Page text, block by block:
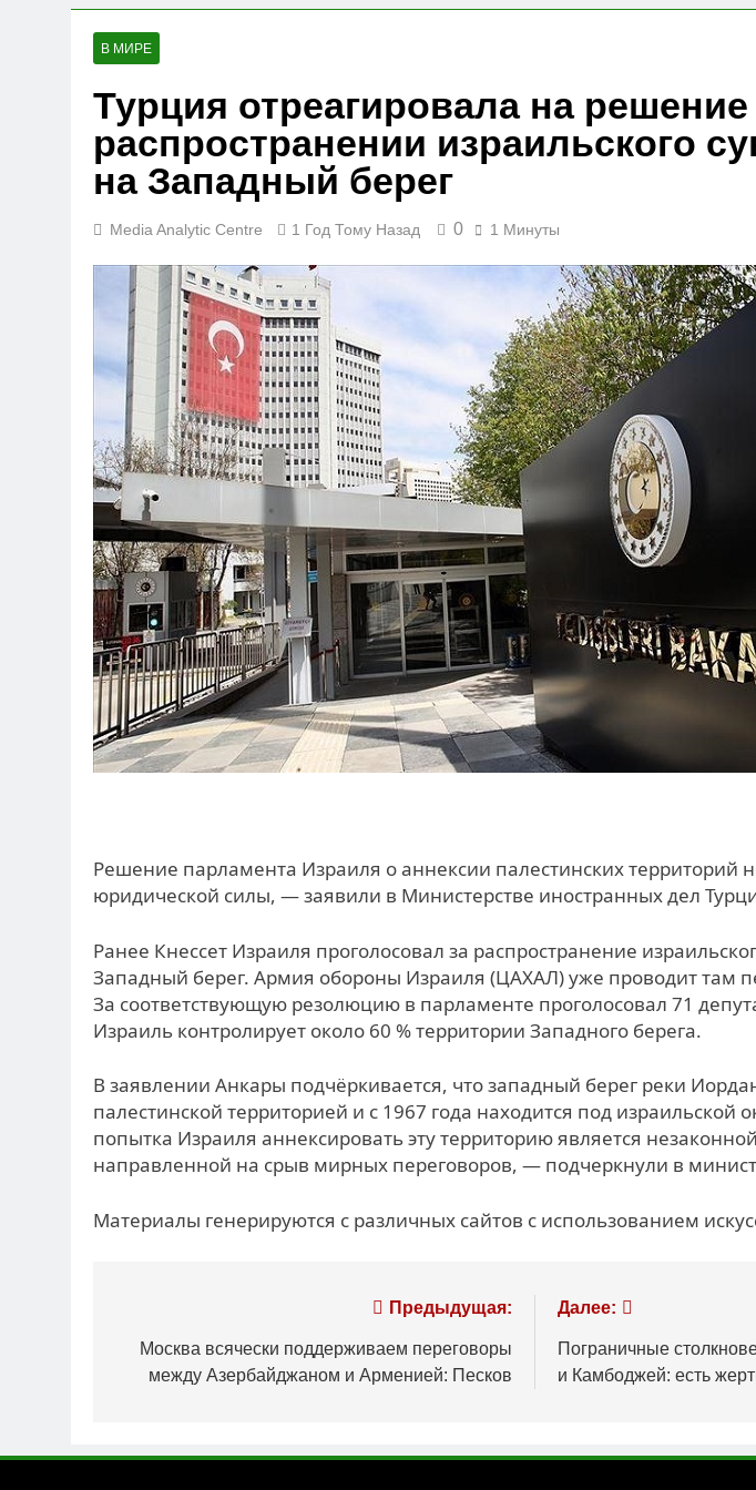
В МИРЕ
Турция отреагировала на решение
распространении израильского
на Западный берег
Media Analytic Centre 1 Год Тому Назад 0 1 Минуты
Решение парламента Израиля о аннексии палестинских территорий
юридической силы, — заявили в Министерстве иностранных дел
Ранее Кнессет Израиля проголосовал за распространение
Западный берег. Армия обороны Израиля (ЦАХАЛ) уже проводит там
За соответствующую резолюцию в парламенте проголосовал 71
Израиль контролирует около 60 % территории Западного берега.
В заявлении Анкары подчёркивается, что западный берег реки
палестинской территорией и с 1967 года находится под израильской
попытка Израиля аннексировать эту территорию является
направленной на срыв мирных переговоров, — подчеркнули в
Материалы генерируются с различных сайтов с использованием
по
записям
Предыдущая:
Москва всячески поддерживаем переговоры
между Азербайджаном и Арменией: Песков
Далее:
Пограничные
и Камбоджей: есть